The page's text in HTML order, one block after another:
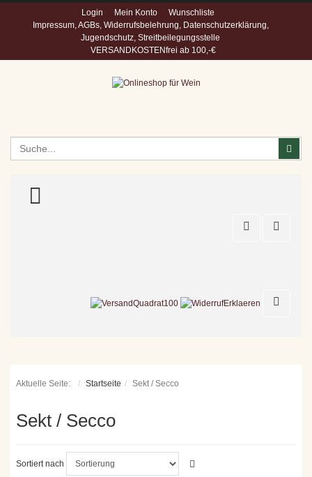
Login Mein Konto
Wunschliste
Impressum, AGBs, Widerrufsbelehrung, Datenschutzerklärung,
Jugendschutz, Streitbeilegungsstelle
VERSANDKOSTENfrei ab 100,-€
TOGGLE MENU
Aktuelle Seite: Startseite Sekt / Secco
Sekt / Secco
Sortiert nach